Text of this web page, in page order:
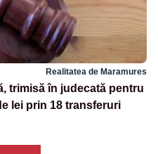
Realitatea de Maramures
trimisă în judecată pentru
lei prin 18 transferuri